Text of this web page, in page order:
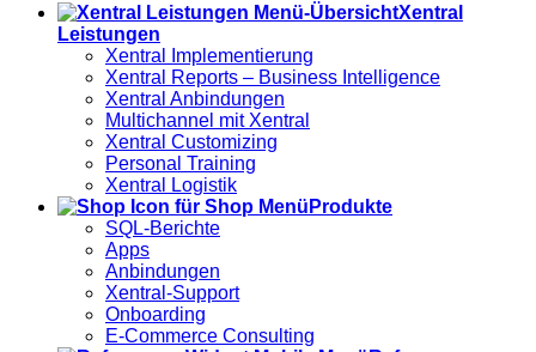
Xentral
Leistungen
Xentral Implementierung
Xentral Reports – Business Intelligence
Xentral Anbindungen
Multichannel mit Xentral
Xentral Customizing
Personal Training
Xentral Logistik
Produkte
SQL-Berichte
Apps
Anbindungen
Xentral-Support
Onboarding
E-Commerce Consulting